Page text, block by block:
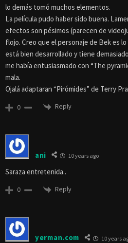
lo demás tomó muchos elementos.
La película pudo haber sido buena.
efectos son pésimos (parecen de
flojo. Creo que el personaje de Bek es
está bien desarrollado y tiene
me había entusiasmado con “The
mala.
Ojalá adaptaran “Pirómides” de Terry
0 Reply
ani 10 years ago
Saraza entretenida..
0 Reply
yerman.com 10 years